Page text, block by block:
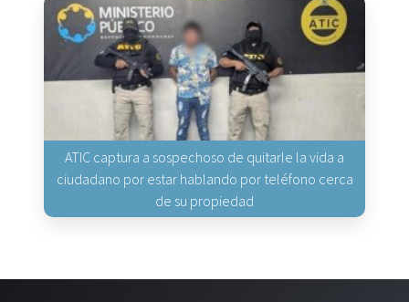
ATIC captura a sospechoso de quitarle la vida a
ciudadano por estar hablando por teléfono cerca
de su propiedad